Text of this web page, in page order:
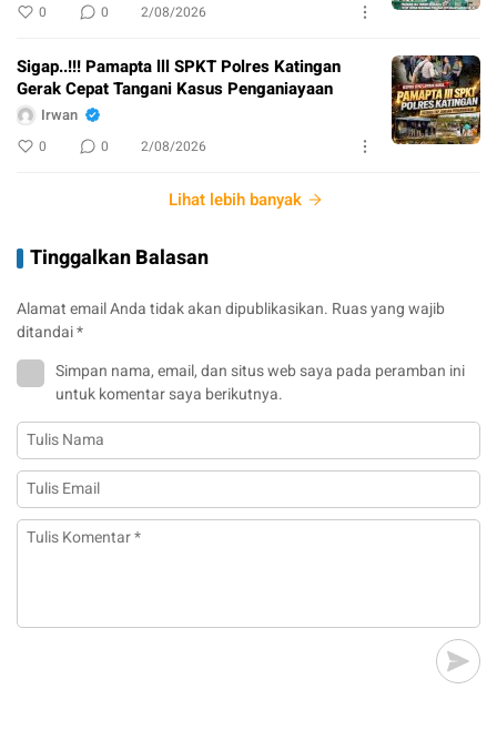
0 0 2/08/2026
Sigap..!!! Pamapta lll SPKT Polres Katingan
Gerak Cepat Tangani Kasus Penganiayaan
Irwan
0 0 2/08/2026
Lihat lebih banyak
Tinggalkan Balasan
Alamat email Anda tidak akan dipublikasikan. Ruas yang wajib
ditandai*
Simpan nama, email, dan situs web saya pada peramban ini
untuk komentar saya berikutnya.